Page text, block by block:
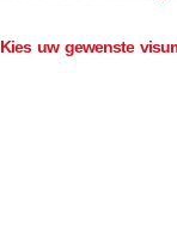
Kies uw gewenste